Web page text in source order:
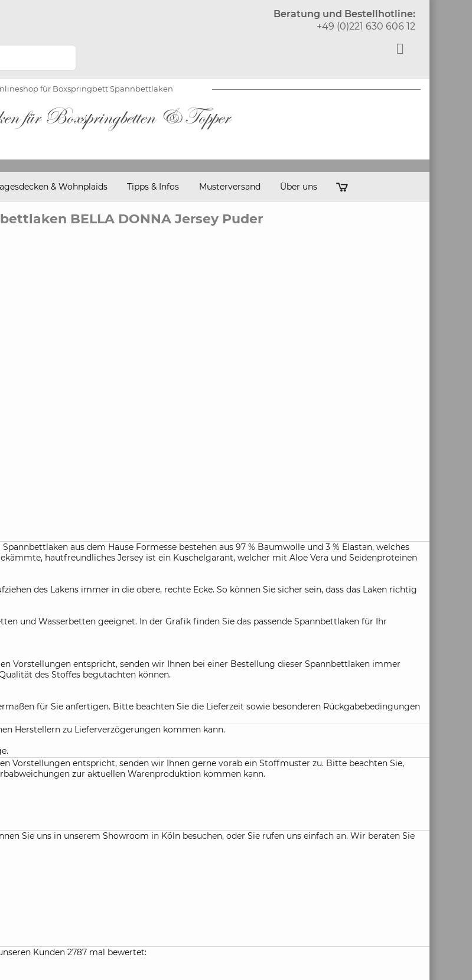
Beratung und Bestellhotline:
+49 (0)221 630 606 12
für Boxspringbett Spannbettlaken
& Wohnplaids Tipps & Infos Musterversand Über uns
BELLA DONNA Jersey Puder
aus dem Hause Formesse bestehen aus 97 % Baumwolle und 3 % Elastan, welches
hautfreundliches Jersey ist ein Kuschelgarant, welcher mit Aloe Vera und Seidenproteinen
des Lakens immer in die obere, rechte Ecke. So können Sie sicher sein, dass das Laken richtig
und Wasserbetten geeignet. In der Grafik finden Sie das passende Spannbettlaken für Ihr
Vorstellungen entspricht, senden wir Ihnen bei einer Bestellung dieser Spannbettlaken immer
des Stoffes begutachten können.
für Sie anfertigen. Bitte beachten Sie die Lieferzeit sowie besonderen Rückgabebedingungen
Herstellern zu Lieferverzögerungen kommen kann.
Vorstellungen entspricht, senden wir Ihnen gerne vorab ein Stoffmuster zu. Bitte beachten Sie,
zur aktuellen Warenproduktion kommen kann.
Sie uns in unserem Showroom in Köln besuchen, oder Sie rufen uns einfach an. Wir beraten Sie
Kunden 2787 mal bewertet: